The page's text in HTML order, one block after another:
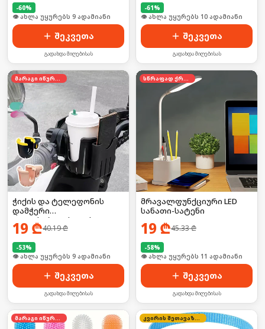
-60%
🛒 ბოლო 24სთ-ში იყიდა 17-მა
შეკვეთა
გადახდა მიღებისას
-61%
🛒 ბოლო 24სთ-ში იყიდა 18-მა
შეკვეთა
გადახდა მიღებისას
მარაგი იწურება
ჭიქის და ტელეფონის
დამჭერი
ველოსიპედისთვის
19 ₾40.19₾
-53%
🛒 ბოლო 24სთ-ში იყიდა 10-მა
შეკვეთა
გადახდა მიღებისას
სწრაფად ქრება
მრავალფუნქციური LED
სანათი-სატენი
19 ₾45.33₾
-58%
🛒 ბოლო 24სთ-ში იყიდა 16-მა
შეკვეთა
გადახდა მიღებისას
მარაგი იწურება კვირის შეთავაზება